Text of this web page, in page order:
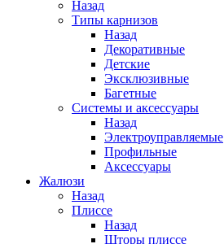
Назад
Типы карнизов
Назад
Декоративные
Детские
Эксклюзивные
Багетные
Системы и аксессуары
Назад
Электроуправляемые
Профильные
Аксессуары
Жалюзи
Назад
Плиссе
Назад
Шторы плиссе